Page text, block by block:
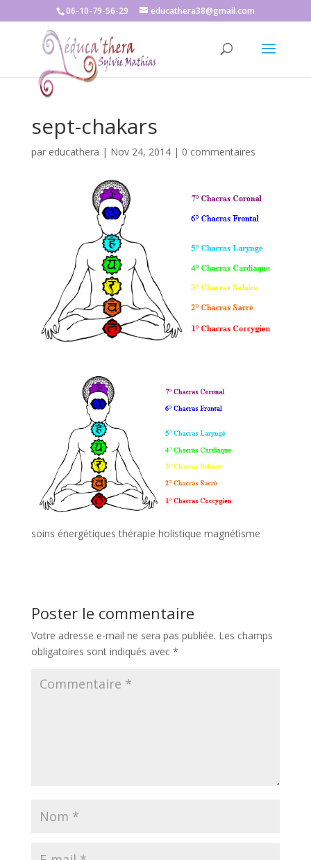
06-10-79-56-29 educathera38@gmail.com
sept-chakars
par educathera | Nov 24, 2014| 0 commentaires
soins énergétiques thérapie holistique magnétisme
Poster le commentaire
Votre adresse e-mail ne sera pas publiée. Les champs
obligatoires sont indiqués avec *